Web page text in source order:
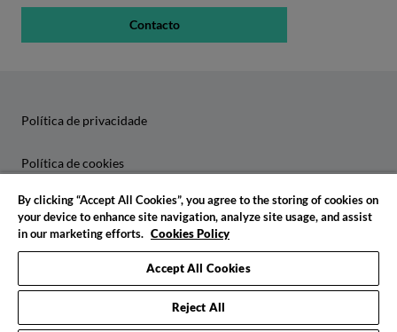
Contacto
Política de privacidade
Política de cookies
Configuração de cookies
Política de assédio
Código de ética
By clicking “Accept All Cookies”, you agree to the storing of cookies on
your device to enhance site navigation, analyze site usage, and assist
in our marketing efforts. Cookies Policy
Accept All Cookies
Reject All